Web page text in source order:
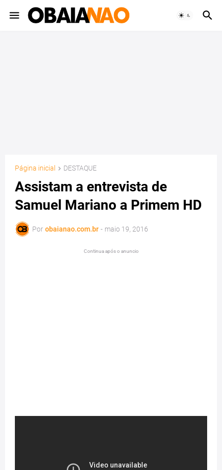
Página inicial DESTAQUE
Assistam a entrevista de
Samuel Mariano a Primem HD
Por obaianao.com.br - maio 19, 2016
Continua após o anuncio